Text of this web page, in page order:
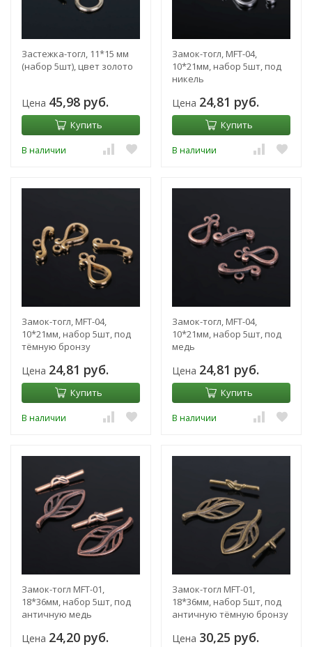
Застежка-тогл, 11*15 мм
(набор 5шт), цвет золото
Цена 45,98 руб.
Купить
В наличии
Замок-тогл, MFT-04,
10*21мм, набор 5шт, под
никель
Цена 24,81 руб.
Купить
В наличии
Замок-тогл, MFT-04,
10*21мм, набор 5шт, под
тёмную бронзу
Цена 24,81 руб.
Купить
В наличии
Замок-тогл, MFT-04,
10*21мм, набор 5шт, под
медь
Цена 24,81 руб.
Купить
В наличии
Замок-тогл MFT-01,
18*36мм, набор 5шт, под
античную медь
Цена 24,20 руб.
Замок-тогл MFT-01,
18*36мм, набор 5шт, под
античную тёмную бронзу
Цена 30,25 руб.